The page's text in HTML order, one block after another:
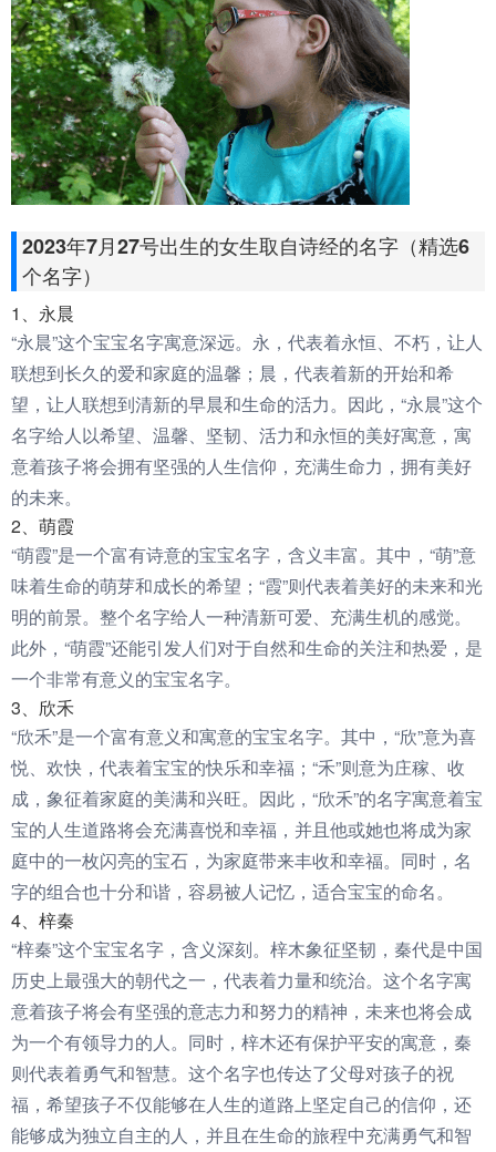
2023年7月27号出生的女生取自诗经的名字（精选6
个名字）
1、永晨
“永晨”这个宝宝名字寓意深远。永，代表着永恒、不朽，让人
联想到长久的爱和家庭的温馨；晨，代表着新的开始和希
望，让人联想到清新的早晨和生命的活力。因此，“永晨”这个
名字给人以希望、温馨、坚韧、活力和永恒的美好寓意，寓
意着孩子将会拥有坚强的人生信仰，充满生命力，拥有美好
的未来。
2、萌霞
“萌霞”是一个富有诗意的宝宝名字，含义丰富。其中，“萌”意
味着生命的萌芽和成长的希望；“霞”则代表着美好的未来和光
明的前景。整个名字给人一种清新可爱、充满生机的感觉。
此外，“萌霞”还能引发人们对于自然和生命的关注和热爱，是
一个非常有意义的宝宝名字。
3、欣禾
“欣禾”是一个富有意义和寓意的宝宝名字。其中，“欣”意为喜
悦、欢快，代表着宝宝的快乐和幸福；“禾”则意为庄稼、收
成，象征着家庭的美满和兴旺。因此，“欣禾”的名字寓意着宝
宝的人生道路将会充满喜悦和幸福，并且他或她也将成为家
庭中的一枚闪亮的宝石，为家庭带来丰收和幸福。同时，名
字的组合也十分和谐，容易被人记忆，适合宝宝的命名。
4、梓秦
“梓秦”这个宝宝名字，含义深刻。梓木象征坚韧，秦代是中国
历史上最强大的朝代之一，代表着力量和统治。这个名字寓
意着孩子将会有坚强的意志力和努力的精神，未来也将会成
为一个有领导力的人。同时，梓木还有保护平安的寓意，秦
则代表着勇气和智慧。这个名字也传达了父母对孩子的祝
福，希望孩子不仅能够在人生的道路上坚定自己的信仰，还
能够成为独立自主的人，并且在生命的旅程中充满勇气和智